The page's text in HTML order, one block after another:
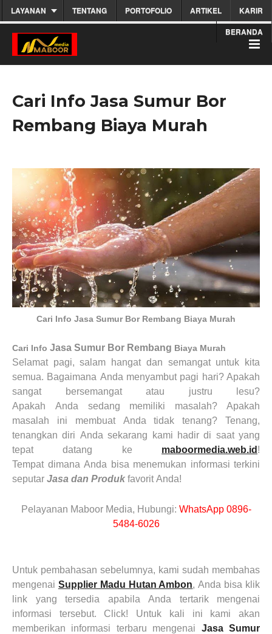
KARIR
ARTIKEL
PORTOFOLIO
TENTANG
LAYANAN
BERANDA
Cari Info Jasa Sumur Bor
Rembang Biaya Murah
Cari Info Jasa Sumur Bor Rembang Biaya Murah
Cari Info Jasa Sumur Bor Rembang Biaya Murah
Selamat pagi, salam hangat dan semangat untuk kita
semua. Bagaimana Anda menyambut pagi hari? Apakah
sangat bersemangat atau justru lesu?
Apakah Anda sedang memiliki masalah? Apakah
masalah ini membuat Anda tidak tenang? Tenang,
tenangkan diri Anda sekarang kami hadir di saat yang
tepat datang ke maboormedia.web.id !
Tempat dimana Anda bisa menemukan informasi terkini
seputar Jasa dan Produk favorit Anda!
Pelayanan Maboor Media, Hubungi: WhatsApp 0896-
5484-6026
Untuk pembahasan sebelumnya, kami sudah membahas
mengenai Supplier Madu Hutan Ambon, Anda bisa klik
link yang tersedia apabila Anda tertarik mengenai
informasi tersebut. Click! Untuk kali ini kami akan
memberikan informasi terbaru mengenai Jasa Sumur